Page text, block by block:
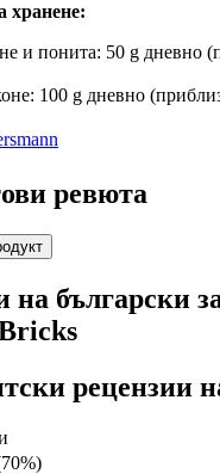
хранене:
и понита: 50 g дневно
100 g дневно
ревюта
на български
рецензии